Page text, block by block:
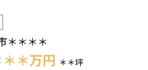
＊＊＊＊
＊万円 ＊＊坪